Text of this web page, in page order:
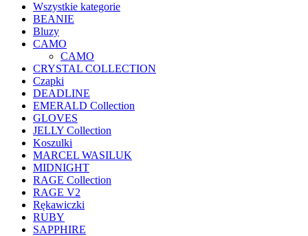
Wszystkie kategorie
BEANIE
Bluzy
CAMO
CAMO
CRYSTAL COLLECTION
Czapki
DEADLINE
EMERALD Collection
GLOVES
JELLY Collection
Koszulki
MARCEL WASILUK
MIDNIGHT
RAGE Collection
RAGE V2
Rękawiczki
RUBY
SAPPHIRE